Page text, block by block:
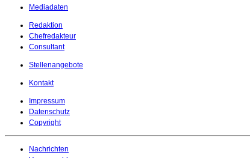
Mediadaten
Redaktion
Chefredakteur
Consultant
Stellenangebote
Kontakt
Impressum
Datenschutz
Copyright
Nachrichten